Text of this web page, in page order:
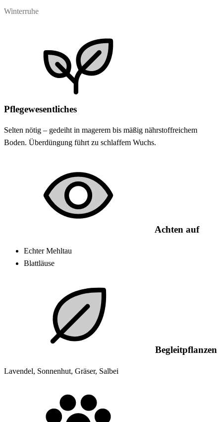
Winterruhe
Pflegewesentliches
Selten nötig – gedeiht in magerem bis mäßig nährstoffreichem
Boden. Überdüngung führt zu schlaffem Wuchs.
Achten auf
Echter Mehltau
Blattläuse
Begleitpflanzen
Lavendel, Sonnenhut, Gräser, Salbei